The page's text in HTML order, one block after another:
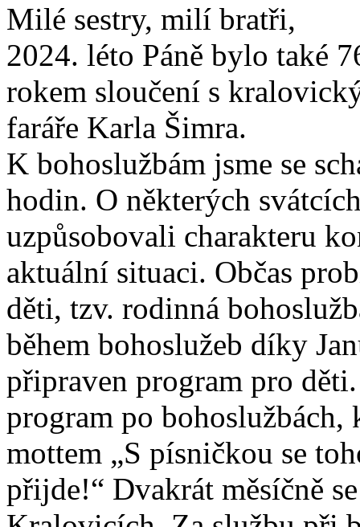
Milé sestry, milí bratři,
2024. léto Páně bylo také
rokem sloučení s
faráře Karla Šimra.
K bohoslužbám jsme se
hodin. O některých
uzpůsobovali charakteru
aktuální situaci. Občas
děti, tzv. rodinná
během bohoslužeb díky
připraven program pro
program po bohoslužbách,
mottem „S písničkou se
přijde!“ Dvakrát měsíčně